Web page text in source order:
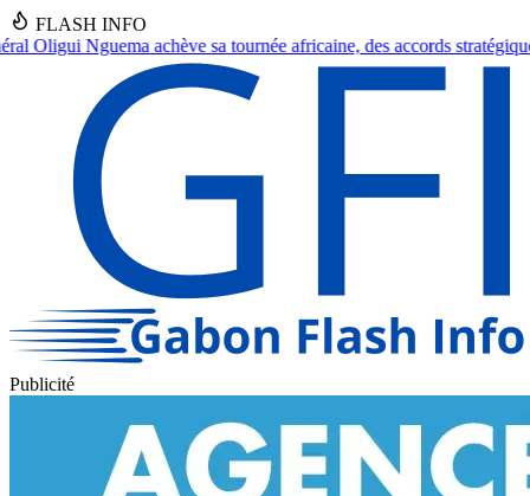
FLASH INFO
africaine, des accords stratégiques en vue. ●Franceville : Un
Publicité